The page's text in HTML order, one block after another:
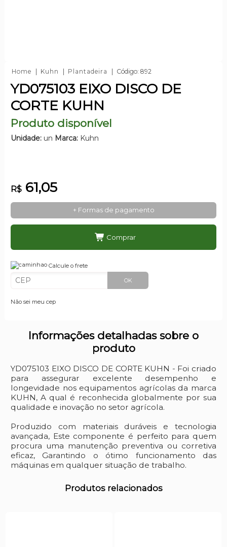
Home Kuhn Plantadeira Código: 892
YD075103 EIXO DISCO DE
CORTE KUHN
Produto disponível
Unidade:un Marca:Kuhn
R$61,05
+ Formas de pagamento
Comprar
Calcule o frete
OK
Não sei meu cep
Informações detalhadas sobre o
produto
YD075103 EIXO DISCO DE CORTE KUHN - Foi criado
para assegurar excelente desempenho e
longevidade nos equipamentos agrícolas da marca
KUHN, A qual é reconhecida globalmente por sua
qualidade e inovação no setor agrícola.
Produzido com materiais duráveis e tecnologia
avançada, Este componente é perfeito para quem
procura uma manutenção preventiva ou corretiva
eficaz, Garantindo o ótimo funcionamento das
máquinas em qualquer situação de trabalho.
Produtos relacionados